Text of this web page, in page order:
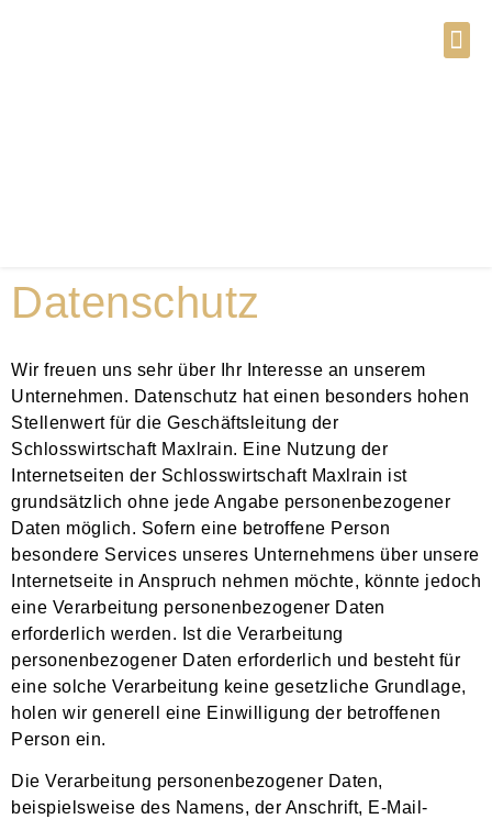
Datenschutz
Wir freuen uns sehr über Ihr Interesse an unserem
Unternehmen. Datenschutz hat einen besonders hohen
Stellenwert für die Geschäftsleitung der
Schlosswirtschaft Maxlrain. Eine Nutzung der
Internetseiten der Schlosswirtschaft Maxlrain ist
grundsätzlich ohne jede Angabe personenbezogener
Daten möglich. Sofern eine betroffene Person
besondere Services unseres Unternehmens über unsere
Internetseite in Anspruch nehmen möchte, könnte jedoch
eine Verarbeitung personenbezogener Daten
erforderlich werden. Ist die Verarbeitung
personenbezogener Daten erforderlich und besteht für
eine solche Verarbeitung keine gesetzliche Grundlage,
holen wir generell eine Einwilligung der betroffenen
Person ein.
Die Verarbeitung personenbezogener Daten,
beispielsweise des Namens, der Anschrift, E-Mail-